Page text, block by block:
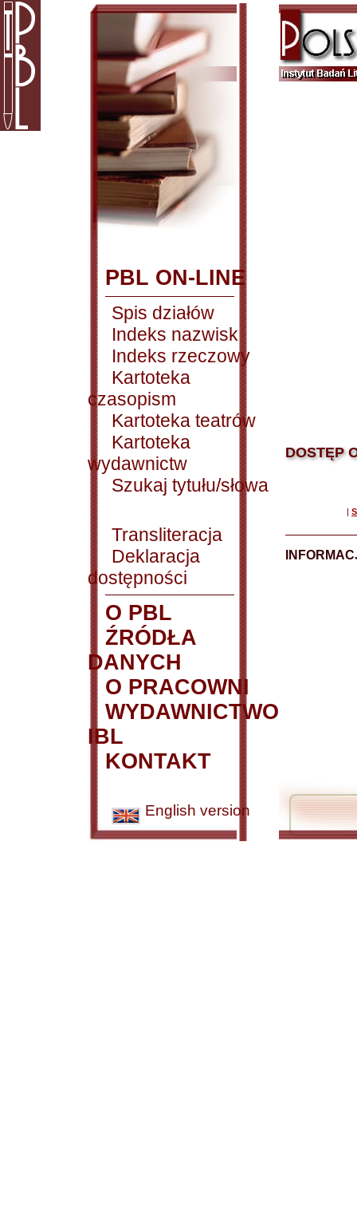
PBL ON-LINE
Spis działów
Indeks nazwisk
Indeks rzeczowy
Kartoteka
czasopism
Kartoteka teatrów
Kartoteka
wydawnictw
Szukaj tytułu/słowa
Transliteracja
Deklaracja
dostępności
O PBL
ŹRÓDŁA
DANYCH
O PRACOWNI
WYDAWNICTWO
IBL
KONTAKT
English version
DOSTĘP
|